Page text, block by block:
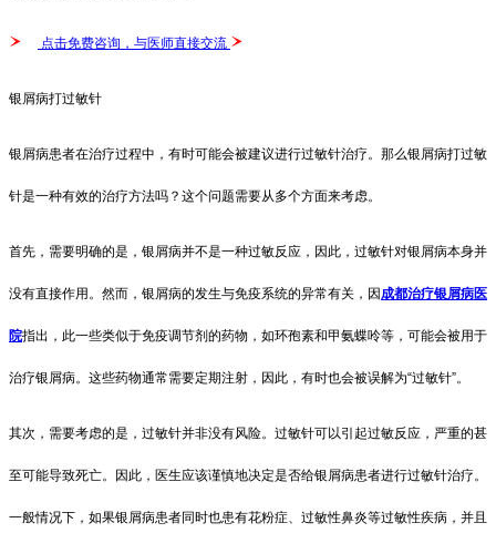
点击免费咨询，与医师直接交流
银屑病打过敏针
银屑病患者在治疗过程中，有时可能会被建议进行过敏针治疗。那么银屑病打过敏
针是一种有效的治疗方法吗？这个问题需要从多个方面来考虑。
首先，需要明确的是，银屑病并不是一种过敏反应，因此，过敏针对银屑病本身并
没有直接作用。然而，银屑病的发生与免疫系统的异常有关，因成都治疗银屑病医
院指出，此一些类似于免疫调节剂的药物，如环孢素和甲氨蝶呤等，可能会被用于
治疗银屑病。这些药物通常需要定期注射，因此，有时也会被误解为“过敏针”。
其次，需要考虑的是，过敏针并非没有风险。过敏针可以引起过敏反应，严重的甚
至可能导致死亡。因此，医生应该谨慎地决定是否给银屑病患者进行过敏针治疗。
一般情况下，如果银屑病患者同时也患有花粉症、过敏性鼻炎等过敏性疾病，并且